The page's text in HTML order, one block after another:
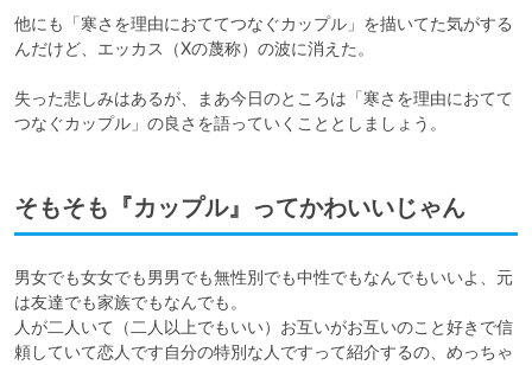
他にも「寒さを理由におててつなぐカップル」を描いてた気がする
んだけど、エッカス（Xの蔑称）の波に消えた。
失った悲しみはあるが、まあ今日のところは「寒さを理由におてて
つなぐカップル」の良さを語っていくこととしましょう。
そもそも『カップル』ってかわいいじゃん
男女でも女女でも男男でも無性別でも中性でもなんでもいいよ、元
は友達でも家族でもなんでも。
人が二人いて（二人以上でもいい）お互いがお互いのこと好きで信
頼していて恋人です自分の特別な人ですって紹介するの、めっちゃ